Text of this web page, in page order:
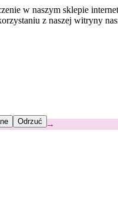
w naszym sklepie
z naszej witryny
Odrzuć
KLITTY →